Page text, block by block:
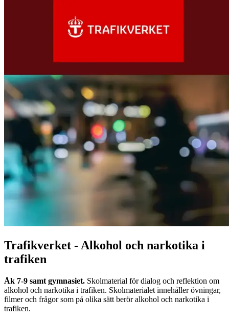
Trafikverket - Alkohol och narkotika i
trafiken
Åk 7-9 samt gymnasiet. Skolmaterial för dialog och reflektion om
alkohol och narkotika i trafiken. Skolmaterialet innehåller övningar,
filmer och frågor som på olika sätt berör alkohol och narkotika i
trafiken.